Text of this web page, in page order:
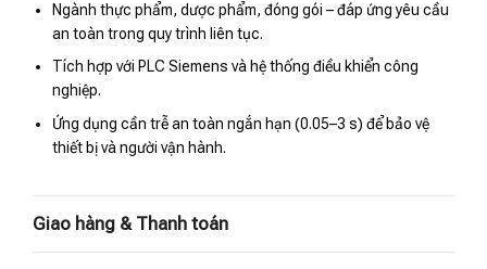
Ngành thực phẩm, dược phẩm, đóng gói – đáp ứng yêu cầu
an toàn trong quy trình liên tục.
Tích hợp với PLC Siemens và hệ thống điều khiển công
nghiệp.
Ứng dụng cần trễ an toàn ngắn hạn (0.05–3 s) để bảo vệ
thiết bị và người vận hành.
Giao hàng & Thanh toán